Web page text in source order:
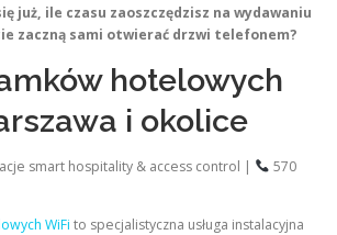
już, ile czasu zaoszczędzisz na wydawaniu
zaczną sami otwierać drzwi telefonem?
hotelowych
i okolice
smart hospitality & access control |
570
WiFi to specjalistyczna usługa instalacyjna